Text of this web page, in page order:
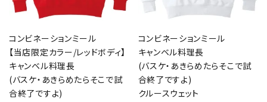
コンビネーションミール
【当店限定カラー/レッドボディ】
キャンベル料理長
(バスケ・あきらめたらそこで試
合終了ですよ)
コンビネーションミール
キャンベル料理長
(バスケ・あきらめたらそこで試
合終了ですよ)
クルースウェット